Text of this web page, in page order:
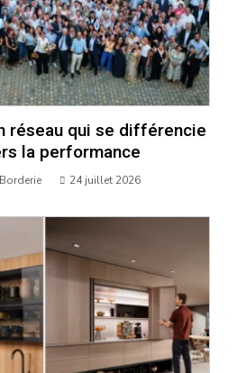
réseau qui se différencie
la performance
24 juillet 2026